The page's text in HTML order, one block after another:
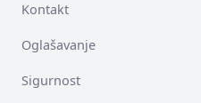
Kontakt
Oglašavanje
Sigurnost